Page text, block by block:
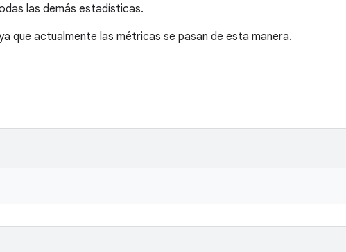
las demás estadísticas.
que actualmente las métricas se pasan de esta manera.